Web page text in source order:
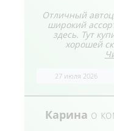
Отличный
широкий
здесь. Тут
хорошей
27 июля 2026
Карина о